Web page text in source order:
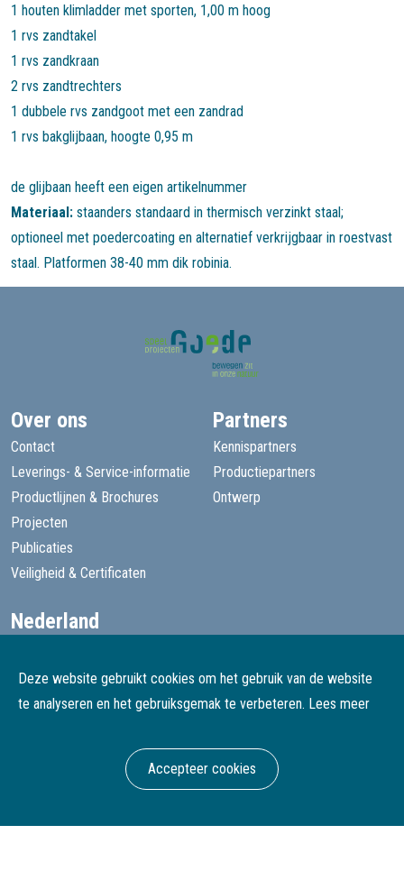
1 houten klimladder met sporten, 1,00 m hoog
1 rvs zandtakel
1 rvs zandkraan
2 rvs zandtrechters
1 dubbele rvs zandgoot met een zandrad
1 rvs bakglijbaan, hoogte 0,95 m
de glijbaan heeft een eigen artikelnummer
Materiaal: staanders standaard in thermisch verzinkt staal;
optioneel met poedercoating en alternatief verkrijgbaar in roestvast
staal. Platformen 38-40 mm dik robinia.
Deze website gebruikt cookies om het gebruik van de website
te analyseren en het gebruiksgemak te verbeteren. Lees meer
Accepteer cookies
Over ons
Contact
Leverings- & Service-informatie
Productlijnen & Brochures
Projecten
Publicaties
Veiligheid & Certificaten
Partners
Kennispartners
Productiepartners
Ontwerp
Nederland
België